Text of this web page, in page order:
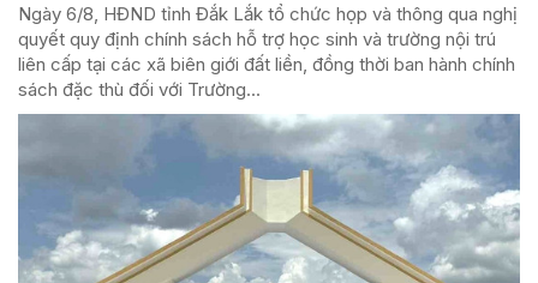
Ngày 6/8, HĐND tỉnh Đắk Lắk tổ chức họp và thông qua nghị
quyết quy định chính sách hỗ trợ học sinh và trường nội trú
liên cấp tại các xã biên giới đất liền, đồng thời ban hành chính
sách đặc thù đối với Trường...